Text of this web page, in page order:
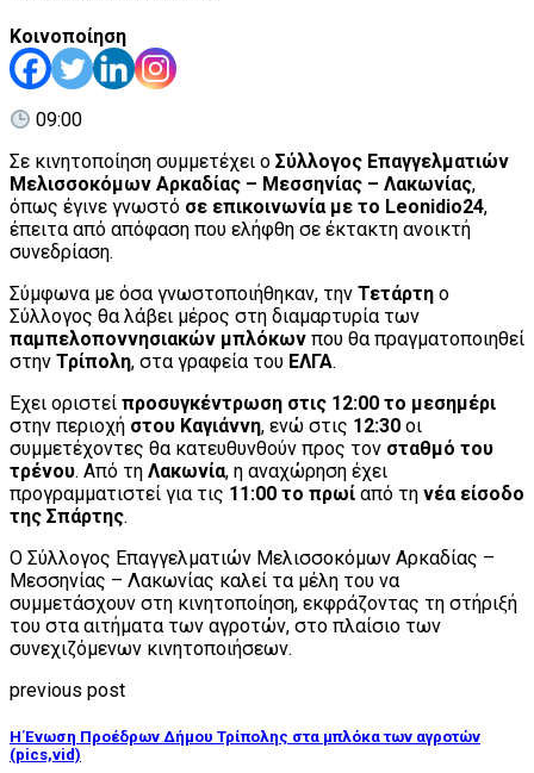
Κοινοποίηση
09:00
Σε κινητοποίηση συμμετέχει ο Σύλλογος Επαγγελματιών
Μελισσοκόμων Αρκαδίας – Μεσσηνίας – Λακωνίας,
όπως έγινε γνωστό σε επικοινωνία με το Leonidio24,
έπειτα από απόφαση που ελήφθη σε έκτακτη ανοικτή
συνεδρίαση.
Σύμφωνα με όσα γνωστοποιήθηκαν, την Τετάρτη ο
Σύλλογος θα λάβει μέρος στη διαμαρτυρία των
παμπελοποννησιακών μπλόκων που θα πραγματοποιηθεί
στην Τρίπολη, στα γραφεία του ΕΛΓΑ.
Έχει οριστεί προσυγκέντρωση στις 12:00 το μεσημέρι
στην περιοχή στου Καγιάννη, ενώ στις 12:30 οι
συμμετέχοντες θα κατευθυνθούν προς τον σταθμό του
τρένου. Από τη Λακωνία, η αναχώρηση έχει
προγραμματιστεί για τις 11:00 το πρωί από τη νέα είσοδο
της Σπάρτης.
Ο Σύλλογος Επαγγελματιών Μελισσοκόμων Αρκαδίας –
Μεσσηνίας – Λακωνίας καλεί τα μέλη του να
συμμετάσχουν στη κινητοποίηση, εκφράζοντας τη στήριξή
του στα αιτήματα των αγροτών, στο πλαίσιο των
συνεχιζόμενων κινητοποιήσεων.
previous post
Η Ένωση Προέδρων Δήμου Τρίπολης στα μπλόκα των αγροτών
(pics,vid)